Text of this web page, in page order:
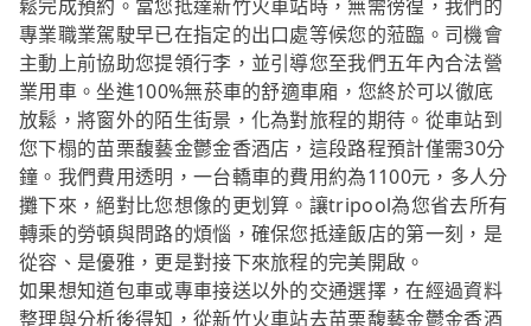
鬆完成預約。當您抵達新竹火車站時，無需徬徨，我們的
專業職業駕駛早已在指定的出口處等候您的蒞臨。司機會
主動上前協助您提領行李，並引導您至我們五年內合法營
業用車。坐進100%無菸車的舒適車廂，您終於可以徹底
放鬆，將窗外的陌生街景，化為對旅程的期待。從車站到
您下榻的苗栗馥藝金鬱金香酒店，這段路程預計僅需30分
鐘。我們費用透明，一台轎車的費用約為1100元，多人分
攤下來，絕對比您想像的更划算。讓tripool為您省去所有
轉乘的勞頓與問路的煩惱，確保您抵達飯店的第一刻，是
從容、是優雅，更是對接下來旅程的完美開啟。
如果想知道包車或專車接送以外的交通選擇，在經過資料
整理與分析後得知，從新竹火車站去苗栗馥藝金鬱金香酒